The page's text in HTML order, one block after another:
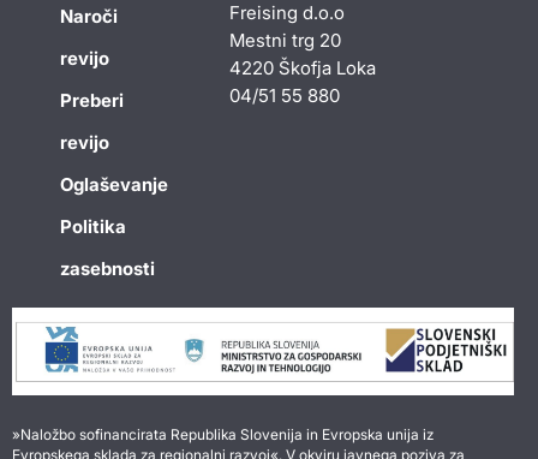
Naroči
revijo
Preberi
revijo
Oglaševanje
Politika
zasebnosti
Freising d.o.o
Mestni trg 20
4220 Škofja Loka
04/51 55 880
»Naložbo sofinancirata Republika Slovenija in Evropska unija iz
Evropskega sklada za regionalni razvoj«. V okviru javnega poziva za